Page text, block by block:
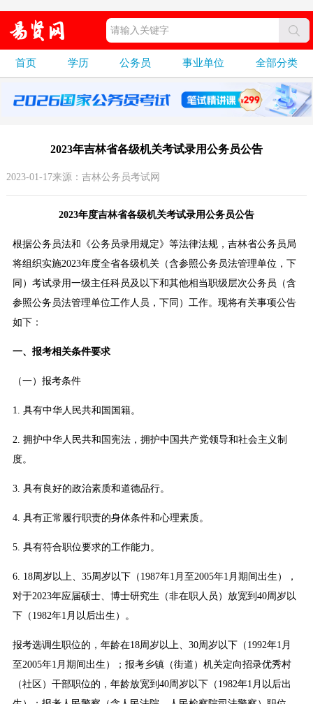
首页 学历 公务员 事业单位 全部分类
2023年吉林省各级机关考试录用公务员公告
2023-01-17来源：吉林公务员考试网
2023年度吉林省各级机关考试录用公务员公告
根据公务员法和《公务员录用规定》等法律法规，吉林省公务员局
将组织实施2023年度全省各级机关（含参照公务员法管理单位，下
同）考试录用一级主任科员及以下和其他相当职级层次公务员（含
参照公务员法管理单位工作人员，下同）工作。现将有关事项公告
如下：
一、报考相关条件要求
（一）报考条件
1. 具有中华人民共和国国籍。
2. 拥护中华人民共和国宪法，拥护中国共产党领导和社会主义制
度。
3. 具有良好的政治素质和道德品行。
4. 具有正常履行职责的身体条件和心理素质。
5. 具有符合职位要求的工作能力。
6. 18周岁以上、35周岁以下（1987年1月至2005年1月期间出生），
对于2023年应届硕士、博士研究生（非在职人员）放宽到40周岁以
下（1982年1月以后出生）。
报考选调生职位的，年龄在18周岁以上、30周岁以下（1992年1月
至2005年1月期间出生）；报考乡镇（街道）机关定向招录优秀村
（社区）干部职位的，年龄放宽到40周岁以下（1982年1月以后出